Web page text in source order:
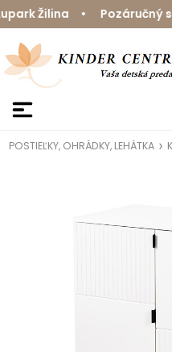
Žilina •
POSTIEĽKY, OHRÁDKY, LEHÁTKA